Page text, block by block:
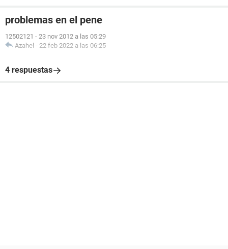
problemas en el pene
12502121 - 23 nov 2012 a las 05:29
Azahel - 22 feb 2022 a las 06:25
4 respuestas